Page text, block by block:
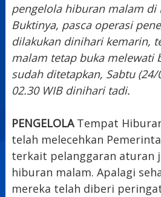
pengelola hiburan malam di
Buktinya, pasca operasi
dilakukan dinihari kemarin,
malam tetap buka melewati
sudah ditetapkan, Sabtu
02.30 WIB dinihari tadi.
PENGELOLA Tempat
telah melecehkan
terkait pelanggaran aturan
hiburan malam. Apalagi
mereka telah diberi